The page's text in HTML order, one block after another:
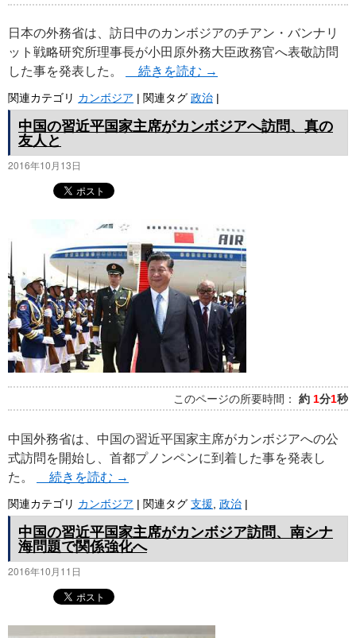
日本の外務省は、訪日中のカンボジアのチアン・バンナリ
ット戦略研究所理事長が小田原外務大臣政務官へ表敬訪問
した事を発表した。
続きを読む →
関連カテゴリ カンボジア | 関連タグ 政治 |
中国の習近平国家主席がカンボジアへ訪問、真の
友人と
2016年10月13日
このページの所要時間： 約 1分1秒
中国外務省は、中国の習近平国家主席がカンボジアへの公
式訪問を開始し、首都プノンペンに到着した事を発表し
た。
続きを読む →
関連カテゴリ カンボジア | 関連タグ 支援 政治 |
中国の習近平国家主席がカンボジア訪問、南シナ
海問題で関係強化へ
2016年10月11日